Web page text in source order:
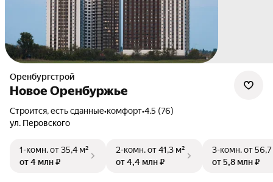
Оренбургстрой
Новое Оренбуржье
Строится, есть сданные•комфорт•4.5 (76)
ул. Перовского
1-комн.от 35,4 м²
от 4 млн ₽
2-комн.от 41,3 м²
от 4,4 млн ₽
3-комн.от
от 5,8 млн ₽